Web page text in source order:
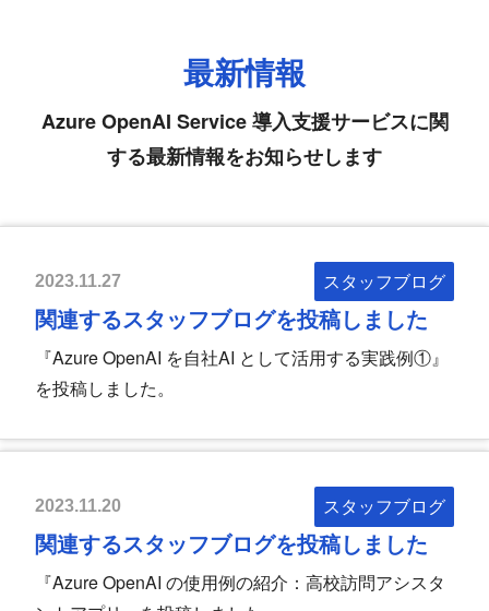
最新情報
Azure OpenAI Service 導入支援サービスに関
する最新情報をお知らせします
2023.11.27 スタッフブログ
関連するスタッフブログを投稿しました
『Azure OpenAI を自社AI として活用する実践例①』
を投稿しました。
2023.11.20 スタッフブログ
関連するスタッフブログを投稿しました
『Azure OpenAI の使用例の紹介：高校訪問アシスタ